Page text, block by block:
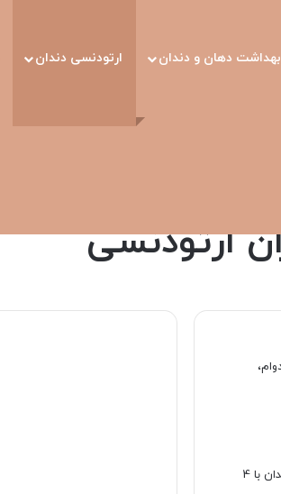
بهداشت دهان و دندان ارتودنسی دندان
ارتودنسی
All-on-4 چیست؟ روش نوین بازسازی کامل دندان با 4